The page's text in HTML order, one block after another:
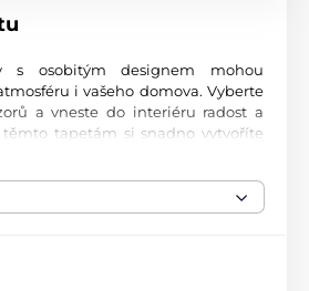
s osobitým designem mohou
i vašeho domova. Vyberte
a vneste do interiéru radost a
tapetám si snadno vytvoříte
potisk na fólii o tloušťce 90 µm.